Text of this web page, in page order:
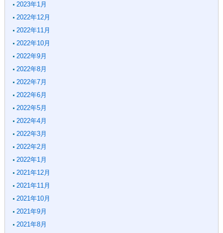
2023年1月
2022年12月
2022年11月
2022年10月
2022年9月
2022年8月
2022年7月
2022年6月
2022年5月
2022年4月
2022年3月
2022年2月
2022年1月
2021年12月
2021年11月
2021年10月
2021年9月
2021年8月